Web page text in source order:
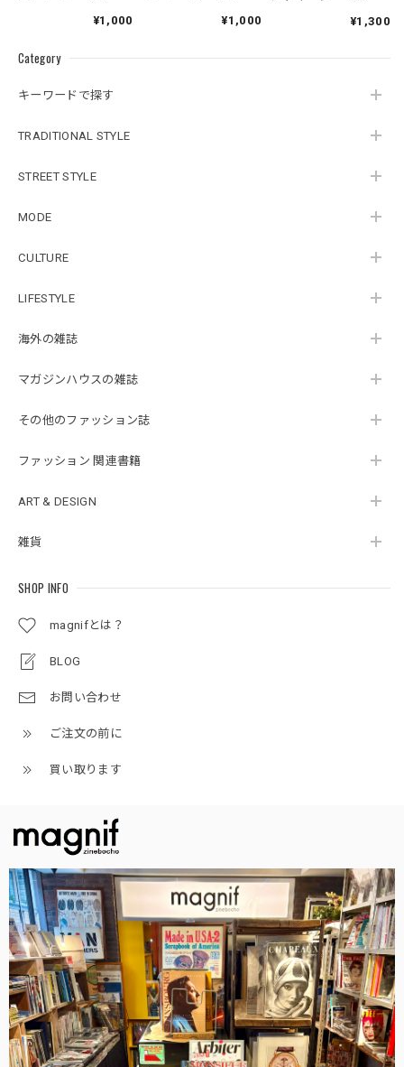
Category
キーワードで探す
TRADITIONAL STYLE
STREET STYLE
MODE
CULTURE
LIFESTYLE
海外の雑誌
マガジンハウスの雑誌
その他のファッション誌
ファッション 関連書籍
ART & DESIGN
雑貨
SHOP INFO
magnifとは？
BLOG
お問い合わせ
ご注文の前に
買い取ります
¥1,000
¥1,000
¥1,300